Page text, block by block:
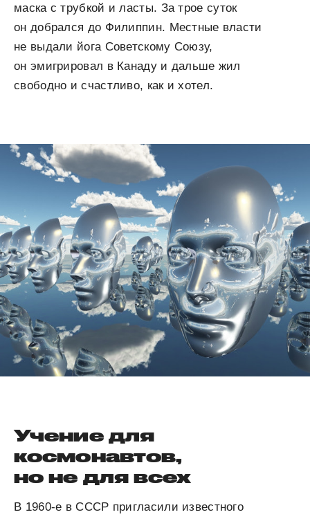
маска с трубкой и ласты. За трое суток
он добрался до Филиппин. Местные власти
не выдали йога Советскому Союзу,
он эмигрировал в Канаду и дальше жил
свободно и счастливо, как и хотел.
Учение для
космонавтов,
но не для всех
В 1960-е в СССР пригласили известного